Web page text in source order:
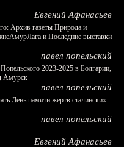
Евгений Афанасьев
Архив газеты Природа и
и Последние выставки
павел попельский
2023-2025 в Болгарии,
Амурск
павел попельский
День памяти жертв сталинских
павел попельский
Евгений Афанасьев